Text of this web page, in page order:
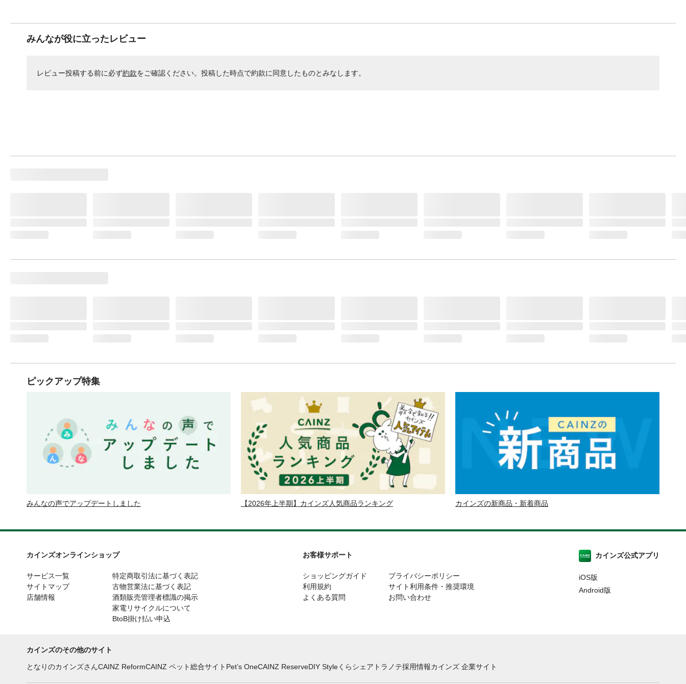
みんなが役に立ったレビュー
レビュー投稿する前に必ず約款をご確認ください。投稿した時点で約款に同意したものとみなします。
ピックアップ特集
みんなの声でアップデートしました 【2026年上半期】カインズ人気商品ランキング カインズの新商品・新着商品
カインズオンラインショップ
サービス一覧
サイトマップ
店舗情報
特定商取引法に基づく表記
古物営業法に基づく表記
酒類販売管理者標識の掲示
家電リサイクルについて
BtoB掛け払い申込
お客様サポート
ショッピングガイド
利用規約
よくある質問
プライバシーポリシー
サイト利用条件・推奨環境
お問い合わせ
カインズ公式アプリ
iOS版
Android版
カインズのその他のサイト
となりのカインズさんCAINZ ReformCAINZ ペット総合サイト Pet’s OneCAINZ ReserveDIY Styleくらシェア トラノテ採用情報カインズ 企業サイト